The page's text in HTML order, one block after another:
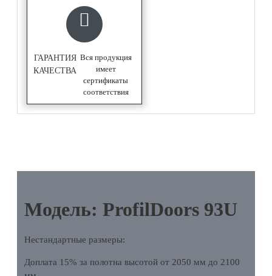
ГАРАНТИЯ
КАЧЕСТВА
Вся продукция
имеет
сертификаты
соответствия
Модель: ProfilDoors 93U
Нестандартные размеры:
Доплата 15% за полотна высотой от 2050 мм до 2100